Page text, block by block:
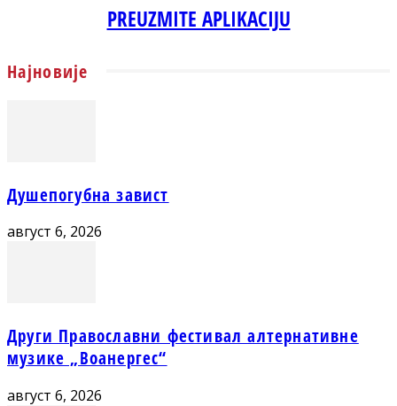
PREUZMITE APLIKACIJU
Најновије
Душепогубна завист
август 6, 2026
Други Православни фестивал алтернативне
музике „Воанергес“
август 6, 2026